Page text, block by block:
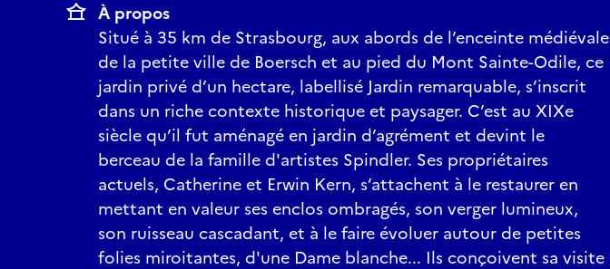
À propos
Situé à 35 km de Strasbourg, aux abords de l’enceinte médiévale
de la petite ville de Boersch et au pied du Mont Sainte-Odile, ce
jardin privé d’un hectare, labellisé Jardin remarquable, s’inscrit
dans un riche contexte historique et paysager. C’est au XIXe
siècle qu’il fut aménagé en jardin d’agrément et devint le
berceau de la famille d'artistes Spindler. Ses propriétaires
actuels, Catherine et Erwin Kern, s’attachent à le restaurer en
mettant en valeur ses enclos ombragés, son verger lumineux,
son ruisseau cascadant, et à le faire évoluer autour de petites
folies miroitantes, d'une Dame blanche... Ils conçoivent sa visite